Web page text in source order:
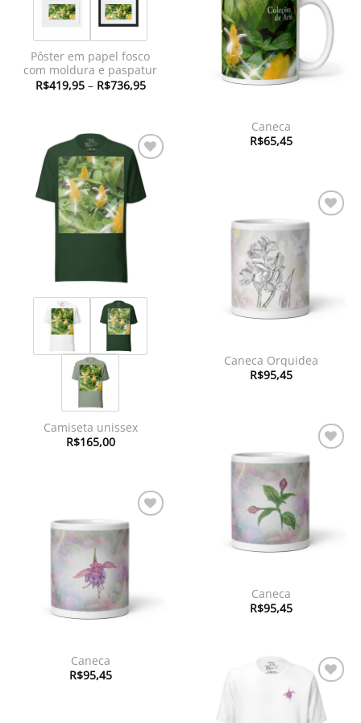
Pôster em papel fosco
com moldura e paspatur
R$419,95 – R$736,95Faixa
de
R$736,95
à lista de
desejos
Caneca
R$65,45
Adicionar
à lista de
desejos
Camiseta unissex
R$165,00
Adicionar
à lista de
desejos
Caneca Orquidea
R$95,45
Adicionar
à lista de
desejos
Caneca
R$95,45
Adicionar
à lista de
desejos
Caneca
R$95,45
Adicionar
à lista de
desejos